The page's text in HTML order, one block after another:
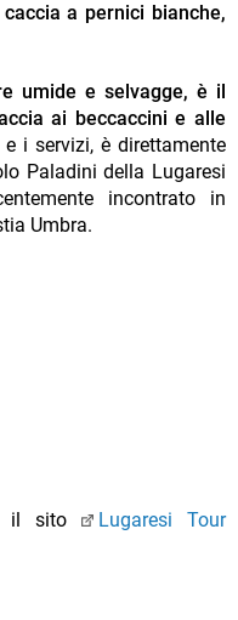
a pernici bianche,
umide e selvagge, è il
ai beccaccini e alle
i servizi, è direttamente
Paladini della Lugaresi
incontrato in
Umbra.
il sito
Lugaresi Tour